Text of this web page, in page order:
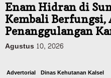
Enam Hidran di
Kembali Berfungsi,
Penanggulangan
Agustus 10, 2026
Advertorial Dinas Kehutanan Kalsel